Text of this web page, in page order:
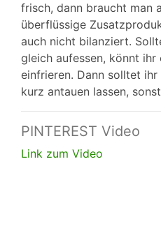
frisch, dann braucht man
überflüssige
auch nicht bilanziert.
gleich aufessen, könnt ihr
einfrieren. Dann solltet
kurz antauen lassen,
PINTEREST Video
Link zum Video